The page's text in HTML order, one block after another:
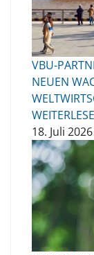
VBU-
NEUEN
18. Juli 2026